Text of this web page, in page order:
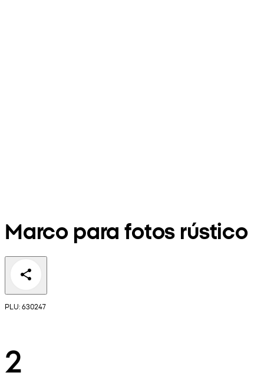
Marco para fotos rústico
PLU: 630247
2